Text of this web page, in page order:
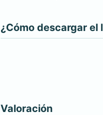
¿Cómo descargar el
Valoración